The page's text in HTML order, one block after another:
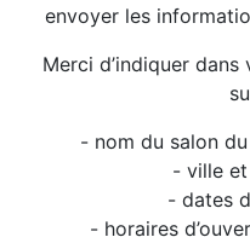
envoyer les
Merci d’indiquer
- nom du salon
- ville
- dates
- horaires